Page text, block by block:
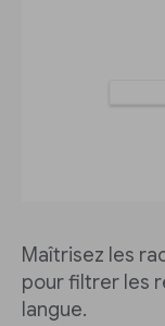
Maîtrisez les
pour filtrer les
langue.